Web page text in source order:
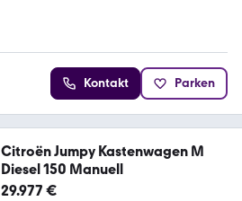
Kontakt Parken
Citroën Jumpy Kastenwagen M
Diesel 150 Manuell
29.977 €